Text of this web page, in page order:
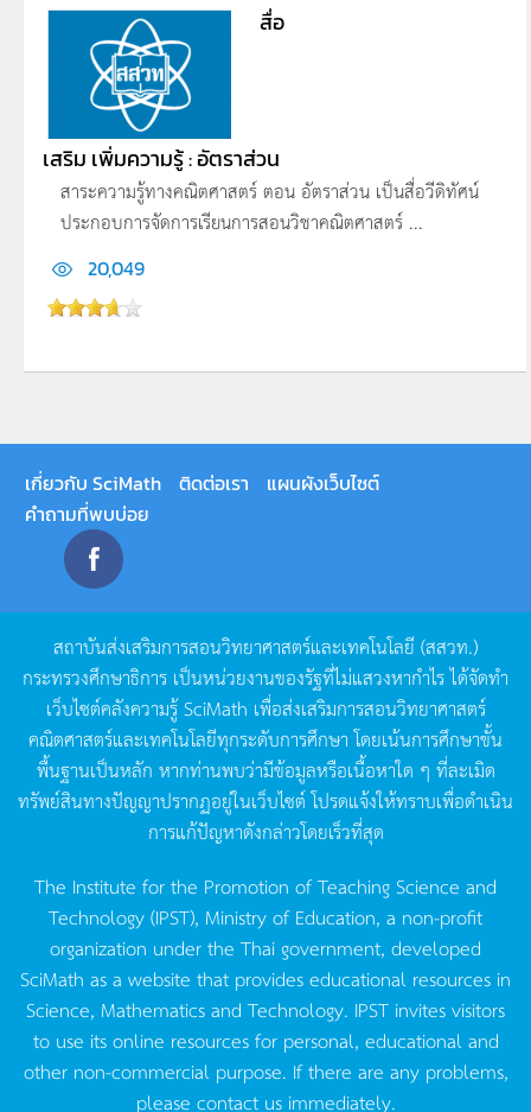
สื่อ
เสริม เพิ่มความรู้ : อัตราส่วน
สาระความรู้ทางคณิตศาสตร์ ตอน อัตราส่วน เป็นสื่อวีดิทัศน์
ประกอบการจัดการเรียนการสอนวิชาคณิตศาสตร์ ...
20,049
เกี่ยวกับ SciMath ติดต่อเรา
แผนผังเว็บไซต์
คำถามที่พบบ่อย
สถาบันส่งเสริมการสอนวิทยาศาสตร์และเทคโนโลยี (สสวท.)
กระทรวงศึกษาธิการ เป็นหน่วยงานของรัฐที่ไม่แสวงหากำไรได้จัดทำ
เว็บไซต์คลังความรู้SciMath เพื่อส่งเสริมการสอนวิทยาศาสตร์
คณิตศาสตร์และเทคโนโลยีทุกระดับการศึกษา โดยเน้นการศึกษาขั้น
พื้นฐานเป็นหลัก หากท่านพบว่ามีข้อมูลหรือเนื้อหาใด ๆ ที่ละเมิด
ทรัพย์สินทางปัญญาปรากฏอยู่ในเว็บไซต์โปรดแจ้งให้ทราบเพื่อดำเนิน
การแก้ปัญหาดังกล่าวโดยเร็วที่สุด
The Institute for the Promotion of Teaching Science and
Technology (IPST), Ministry of Education, a non-profit
organization under the Thai government, developed
SciMath as a website that provides educational resources in
Science, Mathematics and Technology. IPST invites visitors
to use its online resources for personal, educational and
other non-commercial purpose. If there are any problems,
please contact us immediately.